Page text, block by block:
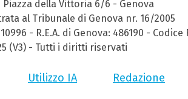
Piazza della Vittoria 6/6 - Genova
al Tribunale di Genova nr. 16/2005
- R.E.A. di Genova: 486190 - Codice
(V3) - Tutti i diritti riservati
Utilizzo IA Redazione